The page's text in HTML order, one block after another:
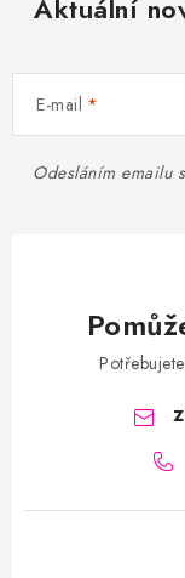
Aktuální
E-mail
Odesláním emailu